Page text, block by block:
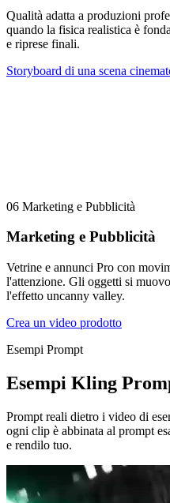
Qualità adatta a produzioni
quando la fisica realistica è
e riprese finali.
Storyboard di una scena
06 Marketing e Pubblicità
Marketing e Pubblicità
Vetrine e annunci Pro con
l'attenzione. Gli oggetti si
l'effetto uncanny valley.
Crea un video prodotto
Esempi Prompt
Esempi Kling
Prompt reali dietro i video di
ogni clip è abbinata al prompt
e rendilo tuo.